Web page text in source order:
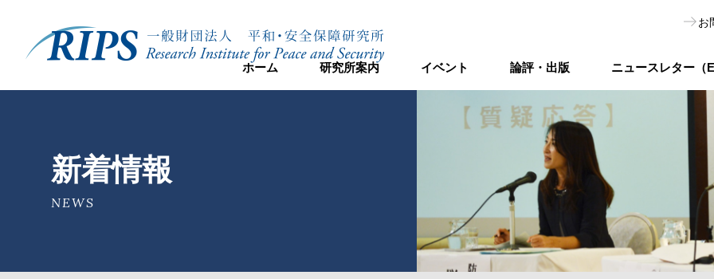
お
ホーム 研究所案内 イベント 論評・出版 ニュースレター（
新着情報
NEWS